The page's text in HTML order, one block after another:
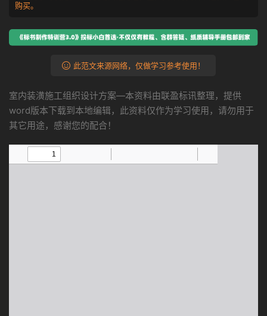
购买。
此范文来源网络，仅做学习参考使用！
室内装潢施工组织设计方案—本资料由联盈标讯整理，提供
word版本下载到本地编辑，此资料仅作为学习使用，请勿用于
其它用途，感谢您的配合！